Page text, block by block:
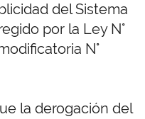
del Sistema
por la Ley N°
N°
la derogación del